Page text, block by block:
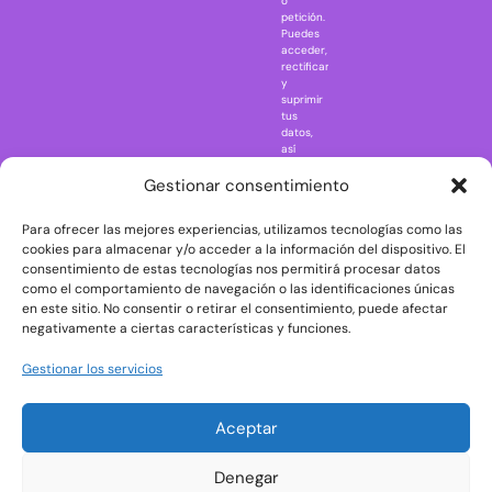
Gestionar consentimiento
Para ofrecer las mejores experiencias, utilizamos tecnologías como las
cookies para almacenar y/o acceder a la información del dispositivo. El
consentimiento de estas tecnologías nos permitirá procesar datos
como el comportamiento de navegación o las identificaciones únicas
en este sitio. No consentir o retirar el consentimiento, puede afectar
negativamente a ciertas características y funciones.
Gestionar los servicios
Aceptar
Denegar
Rick and
The Big Bang
Theory
The Blues
Brothers
The
The Shining
petición.
Puedes
acceder,
rectificar
y
suprimir
tus
datos,
así
ejercer
consultando
la
información
adicional
y
detallada
sobre